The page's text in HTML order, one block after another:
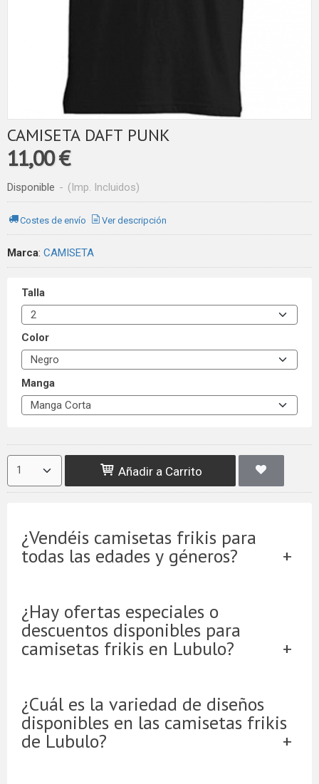
CAMISETA DAFT PUNK
11,00 €
Disponible - (Imp. Incluidos)
Costes de envío Ver descripción
Marca: CAMISETA
Talla
Color
Manga
Añadir a Carrito
¿Vendéis camisetas frikis para
todas las edades y géneros?
¿Hay ofertas especiales o
descuentos disponibles para
camisetas frikis en Lubulo?
¿Cuál es la variedad de diseños
disponibles en las camisetas frikis
de Lubulo?